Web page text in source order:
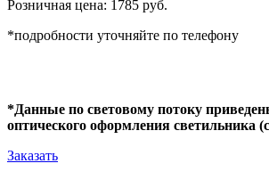
Розничная цена: 1785 руб.
*подробности уточняйте по телефону
*Данные по световому потоку
оптического оформления светильника
Заказать